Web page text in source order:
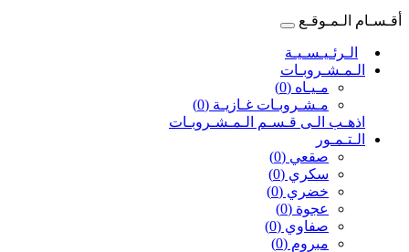
أقـسـام الـمـوقـع
الـرئـيـسـيـة
الـمـشـروبـات
مـيـاه (0)
مـشـروبـات غـازيـة (0)
اذهـب الـى قـسـم الـمـشـروبـات
الـتـمـور
صقعي (0)
سكري (0)
خضري (0)
عجوة (0)
صفاوي (0)
مبروم (0)